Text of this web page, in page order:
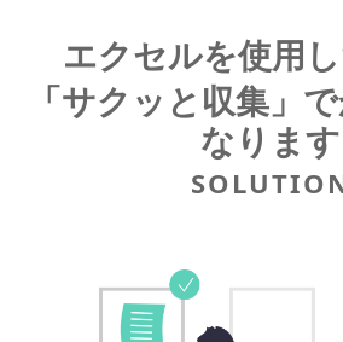
エクセルを使用
「サクッと収集」
なります